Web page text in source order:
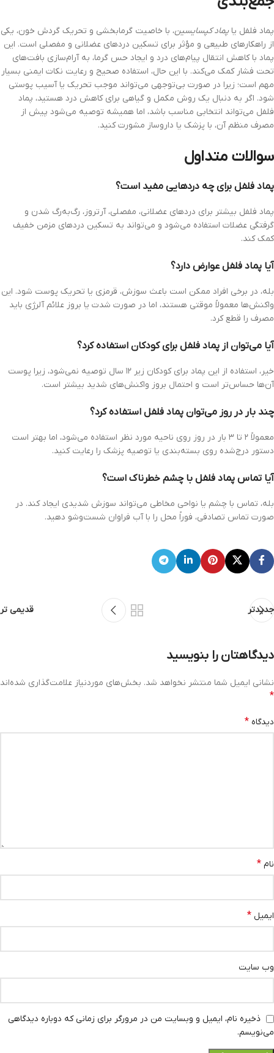
پماد فلفل یا پماد کپسایسین، با خاصیت گرمابخشی و تحریک گردش خون، یکی
از راهکارهای طبیعی و مؤثر برای تسکین دردهای عضلانی و مفصلی است. این
پماد با کاهش انتقال پیام‌های درد و ایجاد حس گرما، به آرام‌سازی بافت‌های
تحت فشار کمک می‌کند. با این حال، استفاده صحیح و رعایت نکات ایمنی بسیار
مهم است؛ زیرا در صورت بی‌توجهی می‌تواند موجب تحریک یا آسیب پوستی
شود. اگر به دنبال یک روش مکمل و گیاهی برای کاهش درد هستید، پماد
فلفل می‌تواند انتخابی مناسب باشد، اما همیشه توصیه می‌شود پیش از
مصرف منظم آن، با پزشک یا داروساز مشورت کنید.
سوالات متداول
پماد فلفل برای چه دردهایی مفید است؟
پماد فلفل بیشتر برای دردهای عضلانی، مفصلی، آرتروز، رگ‌به‌رگ شدن و
گرفتگی عضلات استفاده می‌شود و می‌تواند به تسکین دردهای مزمن خفیف
کمک کند.
آیا پماد فلفل عوارض دارد؟
بله، در برخی افراد ممکن است باعث سوزش، قرمزی یا تحریک پوست شود. این
واکنش‌ها معمولاً موقتی هستند، اما در صورت شدت یا بروز علائم آلرژی باید
مصرف را قطع کرد.
آیا می‌توان از پماد فلفل برای کودکان استفاده کرد؟
خیر، استفاده از این پماد برای کودکان زیر ۱۲ سال توصیه نمی‌شود، زیرا پوست
آن‌ها حساس‌تر است و احتمال بروز واکنش‌های شدید بیشتر است.
چند بار در روز می‌توان پماد فلفل استفاده کرد؟
معمولاً ۲ تا ۳ بار در روز روی ناحیه مورد نظر استفاده می‌شود، اما بهتر است
دستور درج‌شده روی بسته‌بندی یا توصیه پزشک را رعایت کنید.
آیا تماس پماد فلفل با چشم خطرناک است؟
بله، تماس با چشم یا نواحی مخاطی می‌تواند سوزش شدیدی ایجاد کند. در
صورت تماس تصادفی، فوراً محل را با آب فراوان شست‌وشو دهید.
جدیدتر قدیمی تر
دیدگاهتان را بنویسید
نشانی ایمیل شما منتشر نخواهد شد. بخش‌های موردنیاز علامت‌گذاری شده‌اند
*
دیدگاه *
نام *
ایمیل *
وب‌ سایت
ذخیره نام، ایمیل و وبسایت من در مرورگر برای زمانی که دوباره دیدگاهی
می‌نویسم.